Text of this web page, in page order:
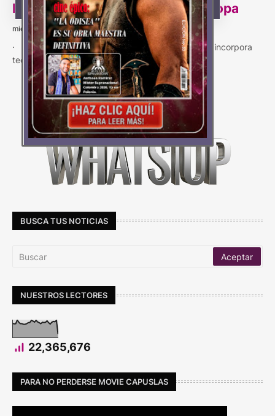
Hybrid ya está disponible en Europa
miércoles, noviembre 22, 2023
· Jeep® lanza el nuevo Avenger e-Hybrid, que incorpora
tecnología avanzada y viene con mej…
Carga Más
BUSCA TUS NOTICIAS
NUESTROS LECTORES
22,365,676
PARA NO PERDERSE MOVIE CAPUSLAS